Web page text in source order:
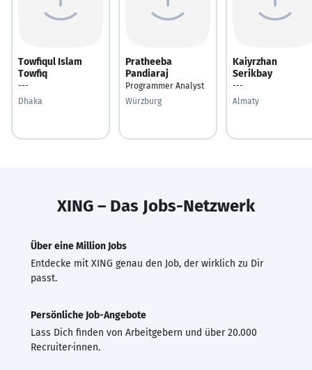
Towfiqul Islam
Towfiq
---
Dhaka
Pratheeba
Pandiaraj
Programmer Analyst
Würzburg
Kaiyrzhan
Serikbay
---
Almaty
XING – Das Jobs-Netzwerk
Über eine Million Jobs
Entdecke mit XING genau den Job, der wirklich zu Dir
passt.
Persönliche Job-Angebote
Lass Dich finden von Arbeitgebern und über 20.000
Recruiter·innen.